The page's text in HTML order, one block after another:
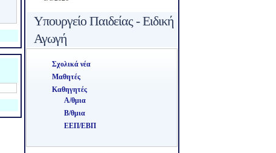
Υπουργείο Παιδείας - Ειδική
Αγωγή
Σχολικά νέα
Μαθητές
Καθηγητές
Α/θμια
Β/θμια
ΕΕΠ/ΕΒΠ